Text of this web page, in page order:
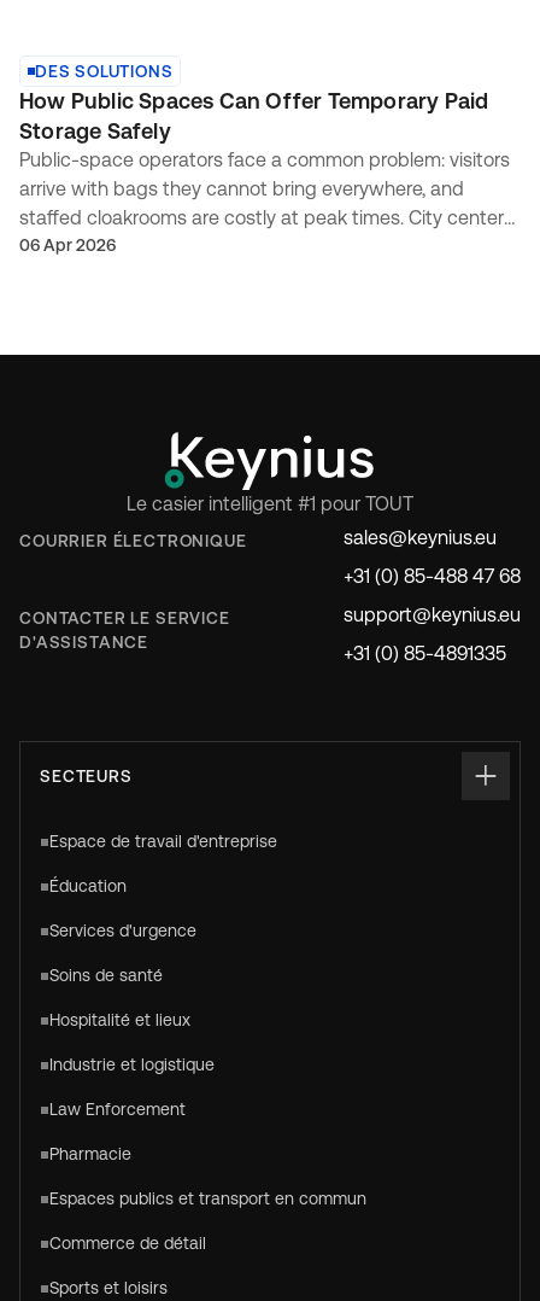
DES SOLUTIONS
How Public Spaces Can Offer Temporary Paid
Storage Safely
Public-space operators face a common problem: visitors
arrive with bags they cannot bring everywhere, and
staffed cloakrooms are costly at peak times. City centers,
attractions, transport-adjacent venues, and...
06 Apr 2026
Le casier intelligent #1 pour TOUT
COURRIER ÉLECTRONIQUE
sales@keynius.eu
+31 (0) 85-488 47 68
CONTACTER LE SERVICE
D'ASSISTANCE
support@keynius.eu
+31 (0) 85-4891335
SECTEURS
Espace de travail d'entreprise
Éducation
Services d'urgence
Soins de santé
Hospitalité et lieux
Industrie et logistique
Law Enforcement
Pharmacie
Espaces publics et transport en commun
Commerce de détail
Sports et loisirs